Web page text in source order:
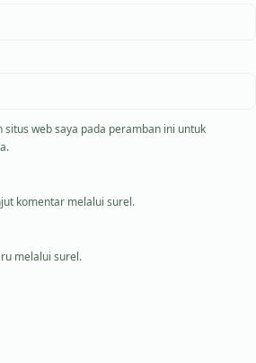
situs web saya pada peramban ini untuk
komentar melalui surel.
melalui surel.